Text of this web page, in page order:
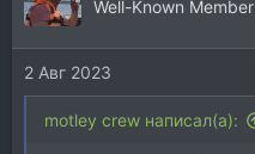
ц
и
и
:
Well-Known Member
2 Авг 2023
motley crew написал(а):